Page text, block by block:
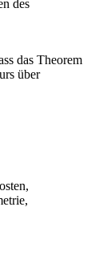
des
das Theorem
über